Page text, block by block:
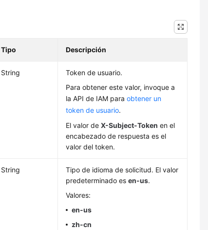
Tipo Descripción
String
Token de usuario.
Para obtener este valor, invoque a
la API de IAM paraobtener un
token de usuario.
El valor deX-Subject-Token en el
encabezado de respuesta es el
valor del token.
String
Tipo de idioma de solicitud. El valor
predeterminado esen-us.
Valores:
en-us
zh-cn